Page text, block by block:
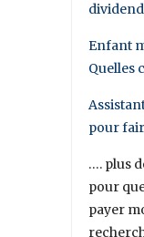
Enfant
Quelles
pour
…. plus
pour
payer